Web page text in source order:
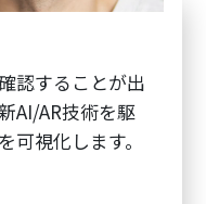
認することが出
AI/AR技術を駆
視化します。